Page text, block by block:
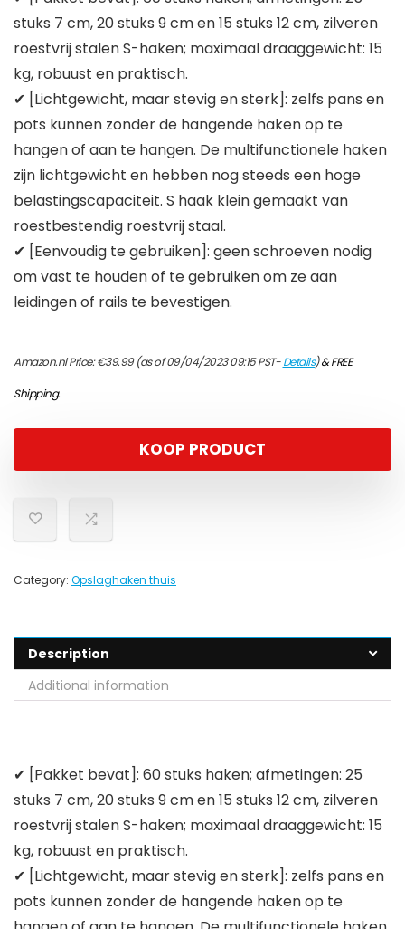
stuks 7 cm, 20 stuks 9 cm en 15 stuks 12 cm, zilveren
roestvrij stalen S-haken; maximaal draaggewicht: 15
kg, robuust en praktisch.
✔ [Lichtgewicht, maar stevig en sterk]: zelfs pans en
pots kunnen zonder de hangende haken op te
hangen of aan te hangen. De multifunctionele haken
zijn lichtgewicht en hebben nog steeds een hoge
belastingscapaciteit. S haak klein gemaakt van
roestbestendig roestvrij staal.
✔ [Eenvoudig te gebruiken]: geen schroeven nodig
om vast te houden of te gebruiken om ze aan
leidingen of rails te bevestigen.
Amazon.nl Price:€39.99(as of 09/04/2023 09:15 PST-Details)&FREE
Shipping.
KOOP PRODUCT
Category: Opslaghaken thuis
Description
Additional information
✔ [Pakket bevat]: 60 stuks haken; afmetingen: 25
stuks 7 cm, 20 stuks 9 cm en 15 stuks 12 cm, zilveren
roestvrij stalen S-haken; maximaal draaggewicht: 15
kg, robuust en praktisch.
✔ [Lichtgewicht, maar stevig en sterk]: zelfs pans en
pots kunnen zonder de hangende haken op te